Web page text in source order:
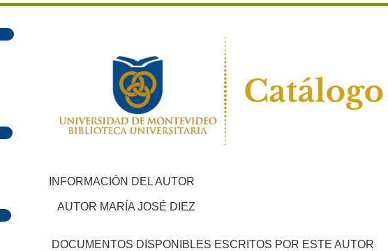
INFORMACIÓN DEL AUTOR
AUTOR MARÍA JOSÉ DIEZ
DOCUMENTOS DISPONIBLES ESCRITOS POR ESTE AUTOR